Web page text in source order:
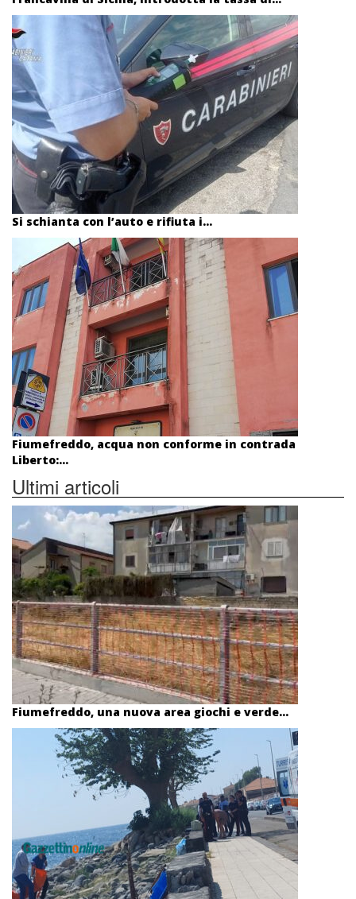
Si schianta con l’auto e rifiuta i...
Fiumefreddo, acqua non conforme in contrada
Liberto:...
Ultimi articoli
Fiumefreddo, una nuova area giochi e verde...